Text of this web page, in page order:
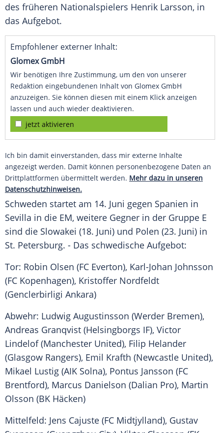
des früheren Nationalspielers Henrik Larsson, in
das Aufgebot.
Empfohlener externer Inhalt:
Glomex GmbH
Wir benötigen Ihre Zustimmung, um den von unserer
Redaktion eingebundenen Inhalt von Glomex GmbH
anzuzeigen. Sie können diesen mit einem Klick anzeigen
lassen und auch wieder deaktivieren.
jetzt aktivieren
Ich bin damit einverstanden, dass mir externe Inhalte
angezeigt werden. Damit können personenbezogene Daten an
Drittplattformen übermittelt werden. Mehr dazu in unseren
Datenschutzhinweisen.
Schweden startet am 14. Juni gegen Spanien in
Sevilla in die EM, weitere Gegner in der Gruppe E
sind die Slowakei (18. Juni) und Polen (23. Juni) in
St. Petersburg. - Das schwedische Aufgebot:
Tor: Robin Olsen (FC Everton), Karl-Johan Johnsson
(FC Kopenhagen), Kristoffer Nordfeldt
(Genclerbirligi Ankara)
Abwehr: Ludwig Augustinsson (Werder Bremen),
Andreas Granqvist (Helsingborgs IF), Victor
Lindelof(Manchester United), Filip Helander
(Glasgow Rangers), Emil Krafth (Newcastle United),
Mikael Lustig (AIK Solna), Pontus Jansson (FC
Brentford), Marcus Danielson (Dalian Pro), Martin
Olsson (BK Häcken)
Mittelfeld: Jens Cajuste (FC Midtjylland), Gustav